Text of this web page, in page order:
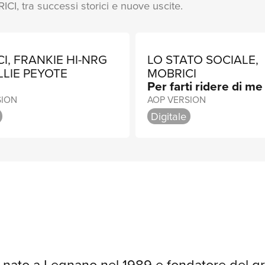
anche per gli
riuscendo a
tra successi storici e nuove uscite.
FRANKIE HI-NRG
PEYOTE
LO STATO SOCIALE,
MOBRICI
Per farti ridere di me
AOP VERSION
Digitale